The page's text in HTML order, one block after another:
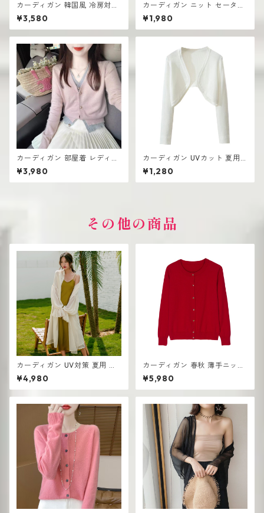
カーディガン 韓国風 冷房対策
ルームウェア レディース 羽織
り
¥3,580
カーディガン ニット セーター
レディース おしゃれ 可愛い シ
ンプル
¥1,980
カーディガン 部屋着 レディー
ス 薄手 高見え シンプル おし
ゃれ 韓国風
¥3,980
カーディガン UVカット 夏用
レディース ざっくり シンプル
おしゃれ
¥1,280
その他の商品
カーディガン UV対策 夏用 薄
手 ランタンスリーブ シフォ ロ
ング丈
¥4,980
カーディガン 春秋 薄手ニット
ショートセーター アウターウ
ェア ショールトップ
¥5,980